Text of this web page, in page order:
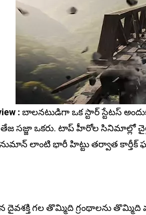
: బాలనటుడిగా ఒక స్టార్ స్టేటస్
తేజ సజ్జా ఒకరు. టాప్ హీరోల సినిమాల్లో
లాంటి భారీ హిట్టు తర్వాత
దైవశక్తి గల తొమ్మిది గ్రంథాలను